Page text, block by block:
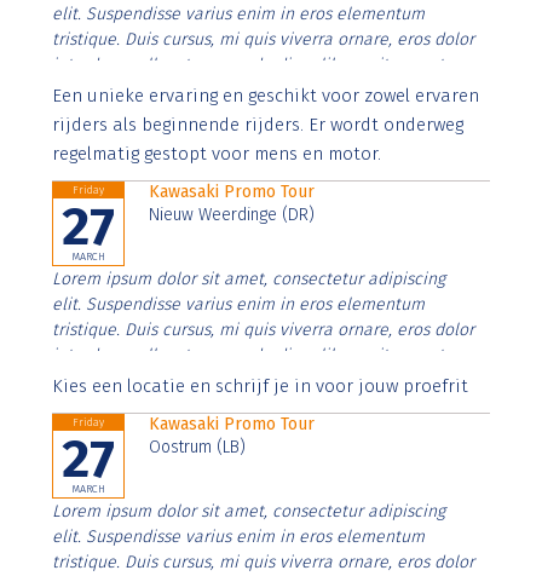
elit. Suspendisse varius enim in eros elementum
tristique. Duis cursus, mi quis viverra ornare, eros dolor
interdum nulla, ut commodo diam libero vitae erat.
Aenean faucibus nibh et justo cursus id rutrum lorem
imperdiet. Nunc ut sem vitae risus tristique posuere.
Een unieke ervaring en geschikt voor zowel ervaren
rijders als beginnende rijders. Er wordt onderweg
regelmatig gestopt voor mens en motor.
Friday
27
MARCH
Kawasaki Promo Tour
Nieuw Weerdinge (DR)
Lorem ipsum dolor sit amet, consectetur adipiscing
elit. Suspendisse varius enim in eros elementum
tristique. Duis cursus, mi quis viverra ornare, eros dolor
interdum nulla, ut commodo diam libero vitae erat.
Aenean faucibus nibh et justo cursus id rutrum lorem
Kies een locatie en schrijf je in voor jouw proefrit
Friday
27
MARCH
Kawasaki Promo Tour
Oostrum (LB)
Lorem ipsum dolor sit amet, consectetur adipiscing
elit. Suspendisse varius enim in eros elementum
tristique. Duis cursus, mi quis viverra ornare, eros dolor